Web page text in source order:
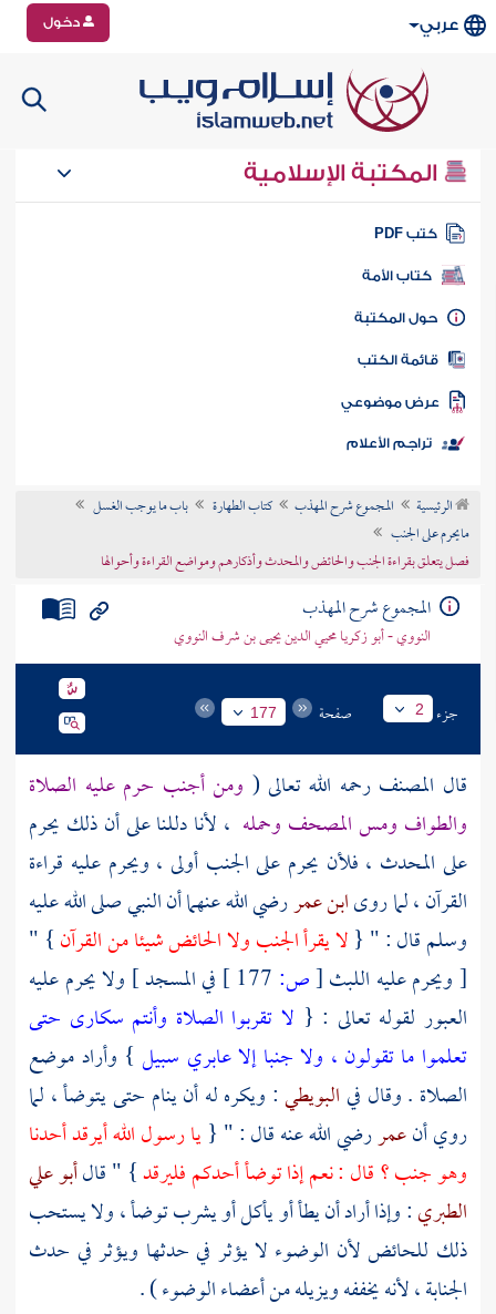
عربي دخول
المكتبة الإسلامية
كتب PDF
كتاب الأمة
المكتبة
الكتب
موضوعي
تراجم الأعلام
الرئيسية المجموع شرح المهذب كتاب الطهارة
باب ما يوجب الغسل
مايحرم على الجنب
فصل يتعلق بقراءة الجنب والحائض والمحدث وأذكارهم ومواضع القراءة وأحوالها
المجموع شرح المهذب
النووي - أبو زكريا محيي الدين يحيى بن شرف النووي
جزء 2 صفحة 177
قال المصنفرحمه الله تعالى ( ومن أجنب حرم عليه الصلاة
والطواف ومس المصحف وحمله ، لأنا دللنا على أن ذلك يحرم
على المحدث ، فلأن يحرم على الجنب أولى ، ويحرم عليه قراءة
القرآن ، لما روىابن عمررضي الله عنهما أن النبي صلى الله عليه
وسلم قال : " {لا يقرأ الجنب ولا الحائض شيئا من القرآن} "
[ ويحرم عليه اللبث[ص:
في المسجد ] ولا يحرم عليه
العبور لقوله تعالى : { لا تقربوا الصلاة وأنتم سكارى حتى
تعلموا ما تقولون ، ولا جنبا إلا عابري سبيل } وأراد موضع
الصلاة . وقال فيالبويطي: ويكره له أن ينام حتى يتوضأ ، لما
روي أنعمررضي الله عنه قال : " {يا رسول الله أيرقد أحدنا
وهو جنب ؟ قال : نعم إذا توضأ أحدكم فليرقد} " قالأبو علي
الطبري: وإذا أراد أن يطأ أو يأكل أو يشرب توضأ ، ولا يستحب
ذلك للحائض لأن الوضوء لا يؤثر في حدثها ويؤثر في حدث
الجنابة ، لأنه يخففه ويزيله من أعضاء الوضوء ) .